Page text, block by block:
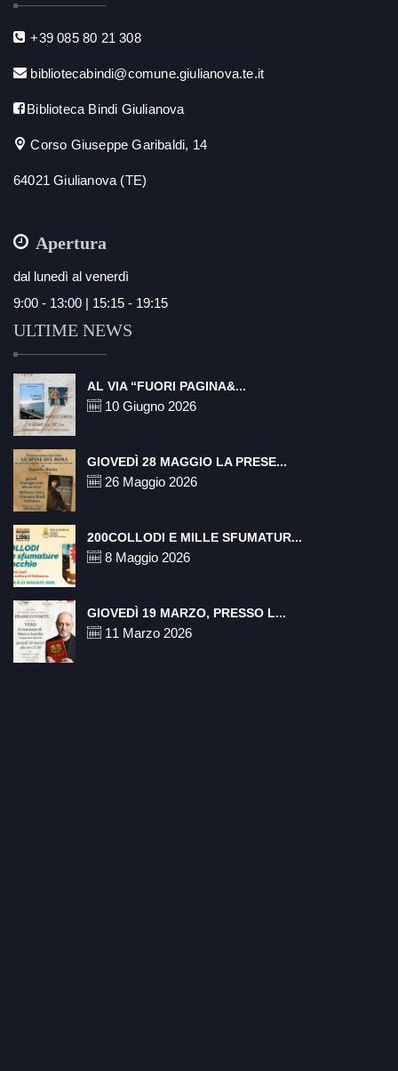
+39 085 80 21 308
bibliotecabindi@comune.giulianova.te.it
Biblioteca Bindi Giulianova
Corso Giuseppe Garibaldi, 14
64021 Giulianova (TE)
Apertura
dal lunedì al venerdì
9:00 - 13:00 | 15:15 - 19:15
ULTIME NEWS
AL VIA “FUORI PAGINA&...
10 Giugno 2026
GIOVEDÌ 28 MAGGIO LA PRESE...
26 Maggio 2026
200COLLODI E MILLE SFUMATUR...
8 Maggio 2026
GIOVEDÌ 19 MARZO, PRESSO L...
11 Marzo 2026